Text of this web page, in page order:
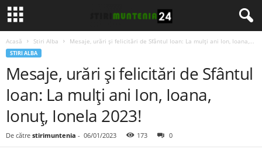
Acasă Stiri Alba Mesaje, urări și felicitări de Sfântul Ioan: La mulți ani Ion, Ioana,...
STIRI ALBA
Mesaje, urări și felicitări de Sfântul
Ioan: La mulți ani Ion, Ioana,
Ionuț, Ionela 2023!
De către stirimuntenia - 06/01/2023 173 0